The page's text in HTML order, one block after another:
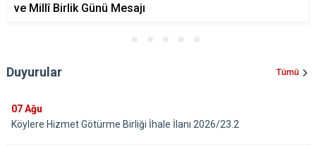
ve Millî Birlik Günü Mesajı
Duyurular Tümü
07Ağu
Köylere Hizmet Götürme Birliği İhale İlanı 2026/23.2